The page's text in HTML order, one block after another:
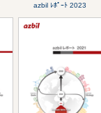
azbil ﾚﾎﾟｰﾄ 2023